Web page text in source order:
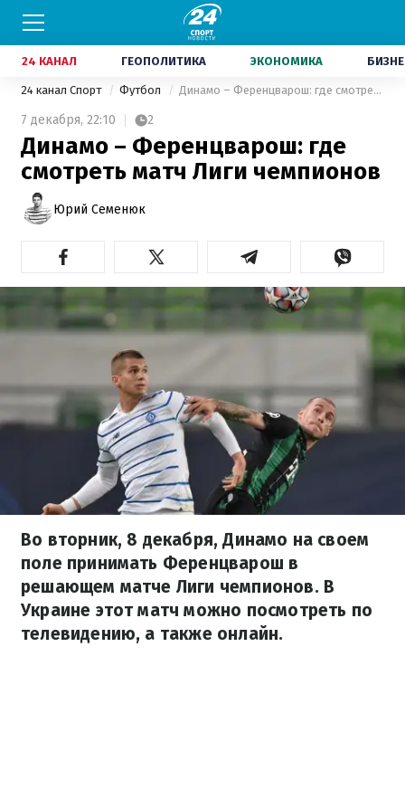
24 КАНАЛ ГЕОПОЛИТИКА ЭКОНОМИКА
24 канал Спорт Футбол Динамо – Ференцварош: где смотреть матч Лиги чемпионов
7 декабря, 22:10 2
Динамо – Ференцварош: где
смотреть матч Лиги чемпионов
Юрий Семенюк
Во вторник, 8 декабря, Динамо на своем
поле принимать Ференцварош в
решающем матче Лиги чемпионов. В
Украине этот матч можно посмотреть по
телевидению, а также онлайн.